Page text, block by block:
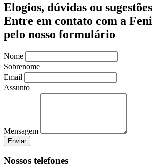
Elogios, dúvidas ou
Entre em contato com a
pelo nosso formulário
Nome
Sobrenome
Email
Assunto
Mensagem
Enviar
Nossos telefones